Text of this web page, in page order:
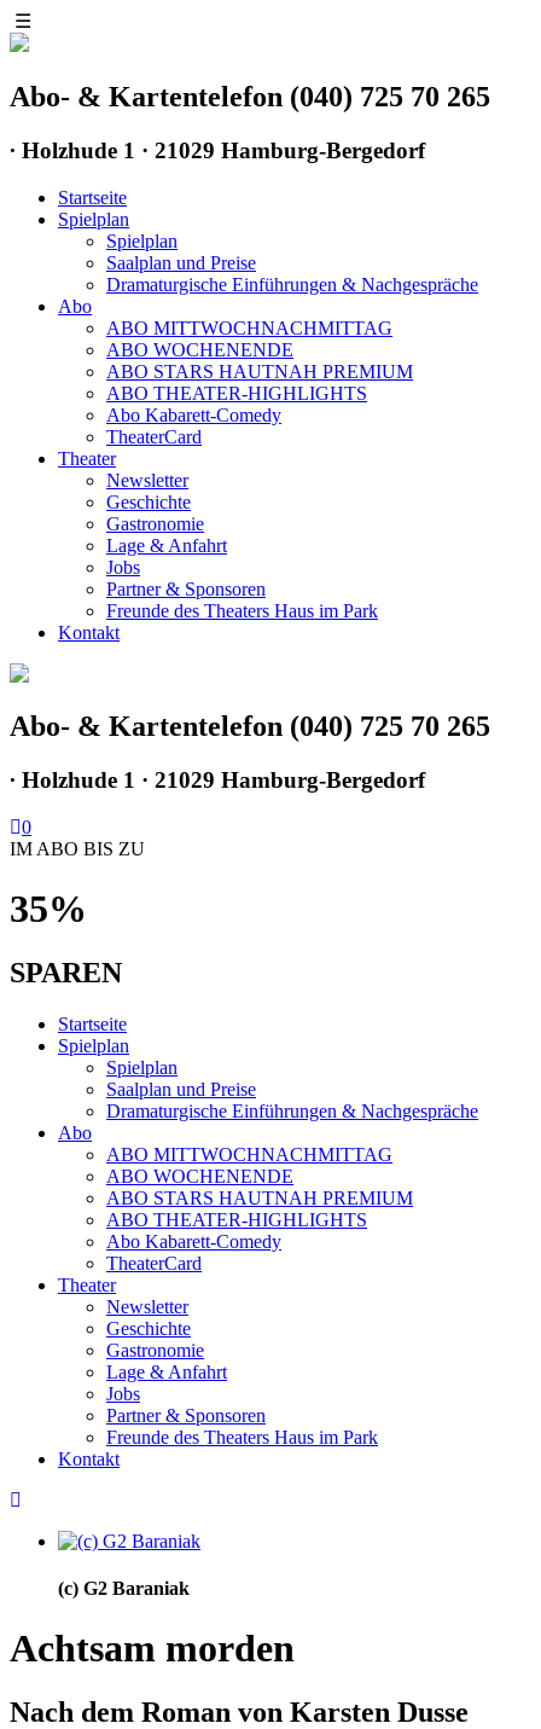
☰
Abo- & Kartentelefon (040) 725 70 265
∙ Holzhude 1 · 21029 Hamburg-Bergedorf
Startseite
Spielplan
Spielplan
Saalplan und Preise
Dramaturgische Einführungen & Nachgespräche
Abo
ABO MITTWOCHNACHMITTAG
ABO WOCHENENDE
ABO STARS HAUTNAH PREMIUM
ABO THEATER-HIGHLIGHTS
Abo Kabarett-Comedy
TheaterCard
Theater
Newsletter
Geschichte
Gastronomie
Lage & Anfahrt
Jobs
Partner & Sponsoren
Freunde des Theaters Haus im Park
Kontakt
Abo- & Kartentelefon (040) 725 70 265
∙ Holzhude 1 · 21029 Hamburg-Bergedorf
0
IM ABO BIS ZU
35%
SPAREN
Startseite
Spielplan
Spielplan
Saalplan und Preise
Dramaturgische Einführungen & Nachgespräche
Abo
ABO MITTWOCHNACHMITTAG
ABO WOCHENENDE
ABO STARS HAUTNAH PREMIUM
ABO THEATER-HIGHLIGHTS
Abo Kabarett-Comedy
TheaterCard
Theater
Newsletter
Geschichte
Gastronomie
Lage & Anfahrt
Jobs
Partner & Sponsoren
Freunde des Theaters Haus im Park
Kontakt
(c) G2 Baraniak
Achtsam morden
Nach dem Roman von Karsten Dusse